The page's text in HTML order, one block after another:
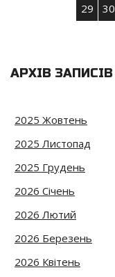
29
30
АРХІВ ЗАПИСІВ
2025 Жовтень
2025 Листопад
2025 Грудень
2026 Січень
2026 Лютий
2026 Березень
2026 Квітень